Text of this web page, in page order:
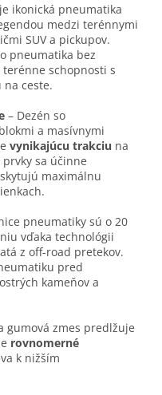
ikonická pneumatika
medzi terénnymi
SUV a pickupov.
pneumatika bez
schopnosti s
ceste.
– Dezén so
a masívnymi
vynikajúcu trakciu na
sa účinne
maximálnu
pneumatiky sú o 20
vďaka technológii
z off-road pretekov.
pred
kameňov a
gumová zmes predlžuje
rovnomerné
k nižším